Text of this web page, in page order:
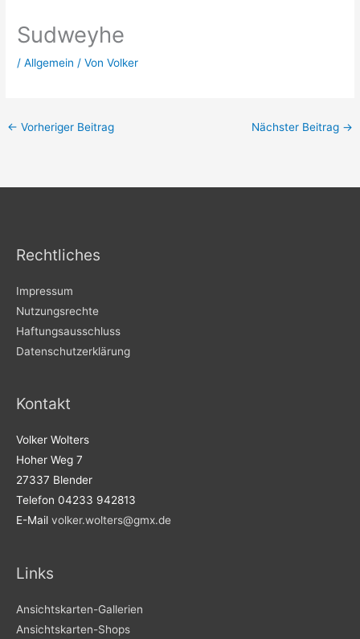
Sudweyhe
/Allgemein / VonVolker
← Vorheriger Beitrag Nächster Beitrag →
Rechtliches
Impressum
Nutzungsrechte
Haftungsausschluss
Datenschutzerklärung
Kontakt
Volker Wolters
Hoher Weg 7
27337 Blender
Telefon 04233 942813
E-Mail volker.wolters@gmx.de
Links
Ansichtskarten-Gallerien
Ansichtskarten-Shops